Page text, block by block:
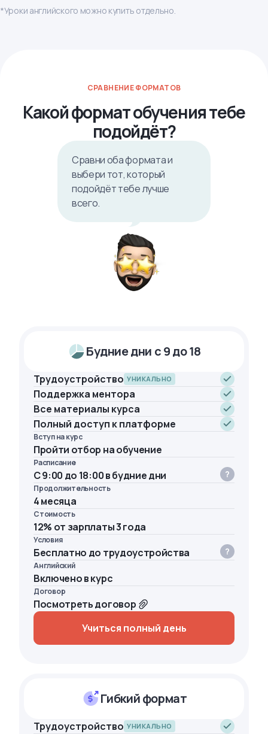
*Уроки английского можно купить отдельно.
СРАВНЕНИЕ ФОРМАТОВ
Какой формат обучения тебе
подойдёт?
Сравни оба формата и
выбери тот, который
подойдёт тебе лучше
всего.
Будние дни с 9 до 18
Трудоустройство УНИКАЛЬНО
Поддержка ментора
Все материалы курса
Полный доступ к платформе
Вступ на курс
Пройти отбор на обучение
Расписание
С 9:00 до 18:00 в будние дни
Продолжительность
4 месяца
Стоимость
12% от зарплаты 3 года
Условия
Бесплатно до трудоустройства
Английский
Включено в курс
Договор
Посмотреть договор
Учиться полный день
Гибкий формат
Трудоустройство УНИКАЛЬНО